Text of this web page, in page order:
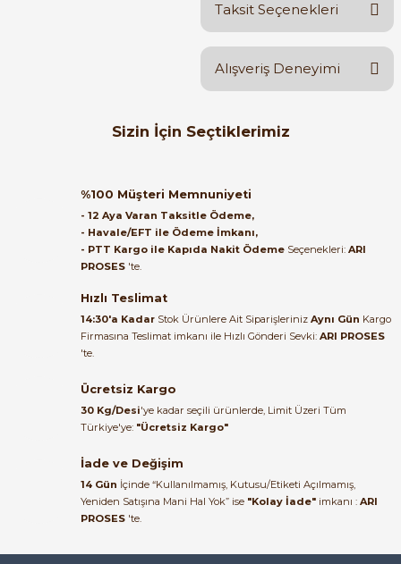
Yorum Yaz
Ürün hakkında henüz soru
sorulmamış.
Taksit Seçenekleri
Alışveriş Deneyimi
Orijinal kutusuyla ertesi gün
ulaştı elimize. Teşekkürler.
Satıcı ilgili ve çok yardım severdi
bundan mehmet bey ilgi ve
alakası için teşekkür ederim
22/06/2026
Kemal Toktaş | 20/06/2026
problemsiz geçti.
Kemal Toktaş | 20/06/2026
Sizin İçin Seçtiklerimiz
Entes DTR-10 Astronomik Zaman Rölesi
5.400,00 TL
2.438,10 TL
Abb At1e-R Günlük Otomat Tipi Zaman Saati 100 Saat Rezervli
5.609,09 TL
Entes SER-YU Yıldız Üçgen Zaman Rölesi
%100 Müşteri Memnuniyeti
- 12 Aya Varan Taksitle Ödeme,
- Havale/EFT ile Ödeme İmkanı,
- PTT Kargo ile Kapıda Nakit Ödeme Seçenekleri: ARI
PROSES 'te.
Hızlı Teslimat
14:30'a Kadar Stok Ürünlere Ait Siparişleriniz Aynı Gün Kargo
Firmasına Teslimat imkanı ile Hızlı Gönderi Sevki: ARI PROSES
'te.
Ücretsiz Kargo
30 Kg/Desi'ye kadar seçili ürünlerde, Limit Üzeri Tüm
Türkiye'ye: "Ücretsiz Kargo"
İade ve Değişim
14 Gün İçinde “Kullanılmamış, Kutusu/Etiketi Açılmamış,
Yeniden Satışına Mani Hal Yok” ise "Kolay İade" imkanı : ARI
PROSES 'te.